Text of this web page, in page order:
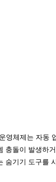
영체제는 자동
충돌이 발생하
숨기기 도구를